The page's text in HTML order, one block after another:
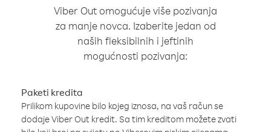
Viber Out omogućuje više pozivanja
za manje novca. Izaberite jedan od
naših fleksibilnih i jeftinih
mogućnosti pozivanja:
Paketi kredita
Prilikom kupovine bilo kojeg iznosa, na vaš račun se
dodaje Viber Out kredit. Sa tim kreditom možete zvati